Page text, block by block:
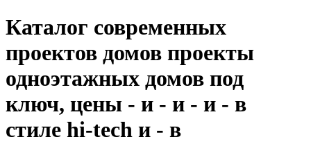
Каталог современных
проектов домов проекты
одноэтажных домов под
ключ, цены - и - и - и - в
стиле hi-tech и - в